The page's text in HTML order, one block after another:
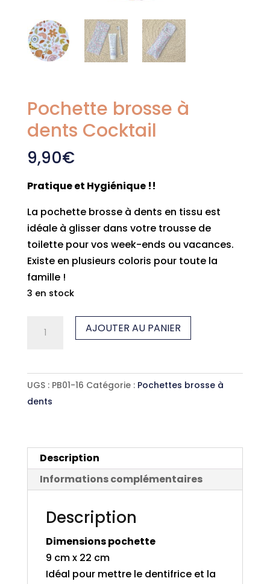
Pochette brosse à
dents Cocktail
9,90€
Pratique et Hygiénique !!
La pochette brosse à dents en tissu est
idéale à glisser dans votre trousse de
toilette pour vos week-ends ou vacances.
Existe en plusieurs coloris pour toute la
famille !
3 en stock
brosse
à
dents
AJOUTER AU PANIER
UGS : PB01-16 Catégorie : Pochettes brosse à
dents
Description
Informations complémentaires
Description
Dimensions pochette
9 cm x 22 cm
Idéal pour mettre le dentifrice et la